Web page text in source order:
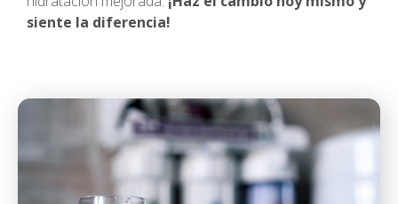
siente la diferencia!